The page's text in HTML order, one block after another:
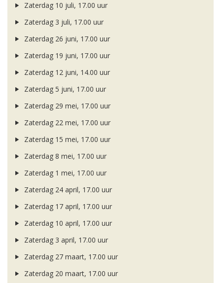
Zaterdag 10 juli, 17.00 uur
Zaterdag 3 juli, 17.00 uur
Zaterdag 26 juni, 17.00 uur
Zaterdag 19 juni, 17.00 uur
Zaterdag 12 juni, 14.00 uur
Zaterdag 5 juni, 17.00 uur
Zaterdag 29 mei, 17.00 uur
Zaterdag 22 mei, 17.00 uur
Zaterdag 15 mei, 17.00 uur
Zaterdag 8 mei, 17.00 uur
Zaterdag 1 mei, 17.00 uur
Zaterdag 24 april, 17.00 uur
Zaterdag 17 april, 17.00 uur
Zaterdag 10 april, 17.00 uur
Zaterdag 3 april, 17.00 uur
Zaterdag 27 maart, 17.00 uur
Zaterdag 20 maart, 17.00 uur